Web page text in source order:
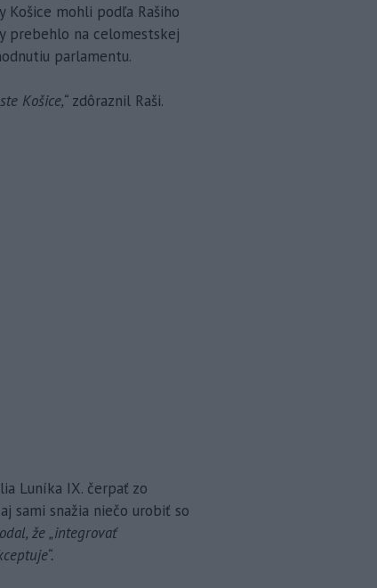
Košice mohli podľa Rašiho
prebehlo na celomestskej
parlamentu.
Košice,“ zdôraznil Raši.
Luníka IX. čerpať zo
sami snažia niečo urobiť so
že „integrovať